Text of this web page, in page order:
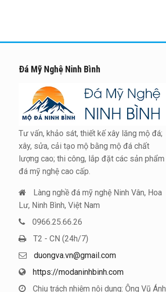
Đá Mỹ Nghệ Ninh Bình
Tư vấn, khảo sát, thiết kế xây lăng mộ đá;
xây, sửa, cải tạo mộ bằng mộ đá chất
lượng cao; thi công, lắp đặt các sản phẩm
đá mỹ nghệ cao cấp.
Làng nghề đá mỹ nghệ Ninh Vân, Hoa
Lư, Ninh Bình, Việt Nam
0966.25.66.26
T2 - CN (24h/7)
duongva.vn@gmail.com
https://modaninhbinh.com
Chịu trách nhiệm nội dung: Ông Vũ Ánh